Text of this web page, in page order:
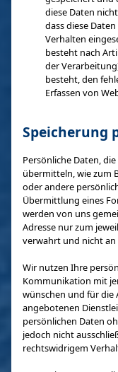
diese Daten
dass diese
Verhalten
besteht nach
der
besteht, den
Erfassen von
Speicherung
Persönliche Daten,
übermitteln, wie zum
oder andere
Übermittlung eines
werden von uns
Adresse nur zum
verwahrt und nicht
Wir nutzen Ihre
Kommunikation mit
wünschen und für die
angebotenen
persönlichen Daten
jedoch nicht
rechtswidrigem